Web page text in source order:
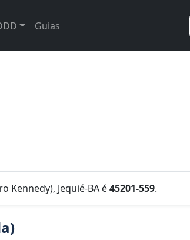
Guias
Kennedy), Jequié-BA é45201-559.